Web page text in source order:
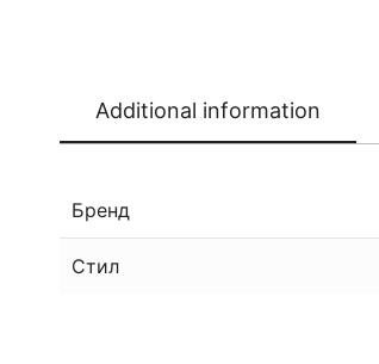
Additional information
Бренд
Стил